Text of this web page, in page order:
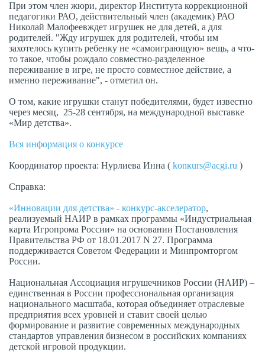
При этом член жюри, директор Института коррекционной
педагогики РАО, действительный член (академик) РАО
Николай Малофеевждет игрушек не для детей, а для
родителей. "Жду игрушек для родителей, чтобы им
захотелось купить ребенку не «самоиграющую» вещь, а что-
то такое, чтобы рождало совместно-разделенное
переживание в игре, не просто совместное действие, а
именно переживание", - отметил он.
О том, какие игрушки станут победителями, будет известно
через месяц, 25-28 сентября, на международной выставке
«Мир детства».
Вся информация о конкурсе
Координатор проекта: Нурлиева Инна ( konкurs@acgi.ru )
Справка:
«Инновации для детства» - конкурс-акселератор,
реализуемый НАИР в рамках программы «Индустриальная
карта Игропрома России» на основании Постановления
Правительства РФ от 18.01.2017 N 27. Программа
поддерживается Советом Федерации и Минпромторгом
России.
Национальная Ассоциация игрушечников России (НАИР) –
единственная в России профессиональная организация
национального масштаба, которая объединяет отраслевые
предприятия всех уровней и ставит своей целью
формирование и развитие современных международных
стандартов управления бизнесом в российских компаниях
детской игровой продукции.